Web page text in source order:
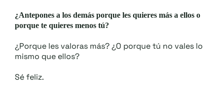
¿Antepones a los demás porque les quieres más a ellos o
porque te quieres menos tú?
¿Porque les valoras más? ¿O porque tú no vales lo
mismo que ellos?
Sé feliz.